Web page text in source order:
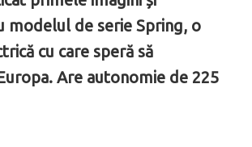
modelul de serie Spring, o
cu care speră să
Are autonomie de 225